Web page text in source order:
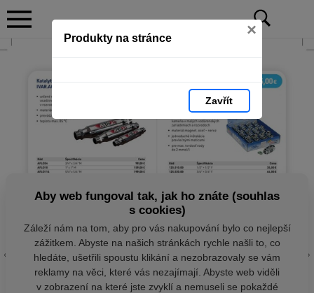
Produkty na stránce ×
Zavřít
Aby web fungoval tak, jak ho znáte (souhlas
s cookies)
Záleží nám na tom, aby pro vás nakupování bylo co nejlepší
zážitkem. Abyste na našich stránkách rychle našli to, co
hledáte, ušetřili spoustu klikání a nezobrazovaly se vám
reklamy na věci, které vás nezajímají. Abyste web viděli
v zobrazení na které jste zvyklí a nemuseli se pokaždé